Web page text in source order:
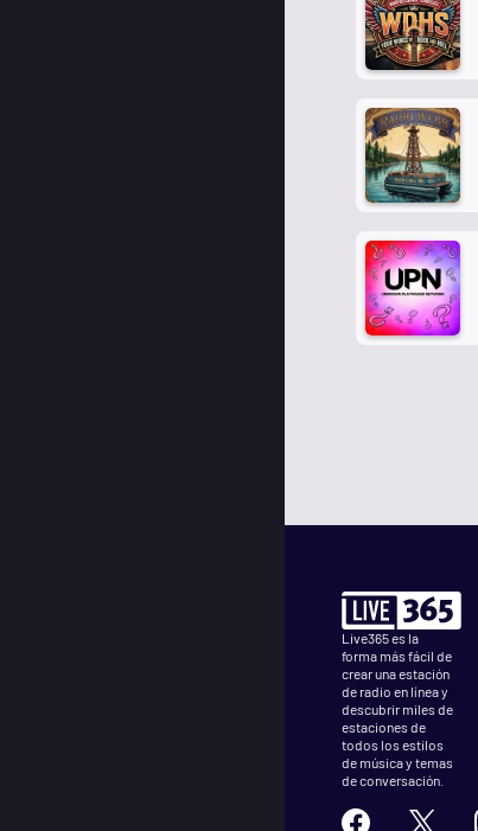
Live365 es la
forma más fácil de
crear una estación
de radio en línea y
descubrir miles de
estaciones de
todos los estilos
de música y temas
de conversación.